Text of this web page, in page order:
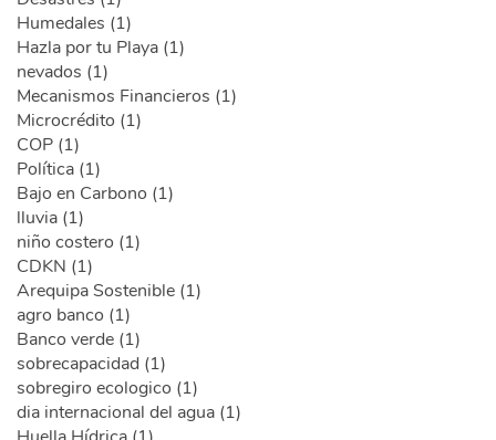
Humedales (1)
Hazla por tu Playa (1)
nevados (1)
Mecanismos Financieros (1)
Microcrédito (1)
COP (1)
Política (1)
Bajo en Carbono (1)
lluvia (1)
niño costero (1)
CDKN (1)
Arequipa Sostenible (1)
agro banco (1)
Banco verde (1)
sobrecapacidad (1)
sobregiro ecologico (1)
dia internacional del agua (1)